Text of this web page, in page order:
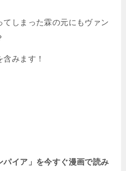
てしまった霖の元にもヴァン
みます！
パイア」を今すぐ漫画で読み